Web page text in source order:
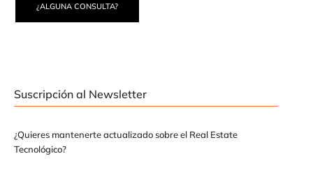
¿ALGUNA CONSULTA?
Suscripción al Newsletter
¿Quieres mantenerte actualizado sobre el Real Estate
Tecnológico?